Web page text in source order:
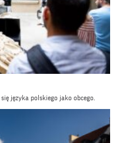
języka polskiego jako obcego.